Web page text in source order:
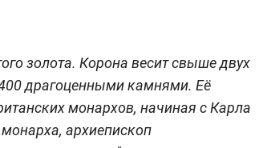
золота. Корона весит свыше двух
драгоценными камнями. Её
монархов, начиная с Карла
архиепископ